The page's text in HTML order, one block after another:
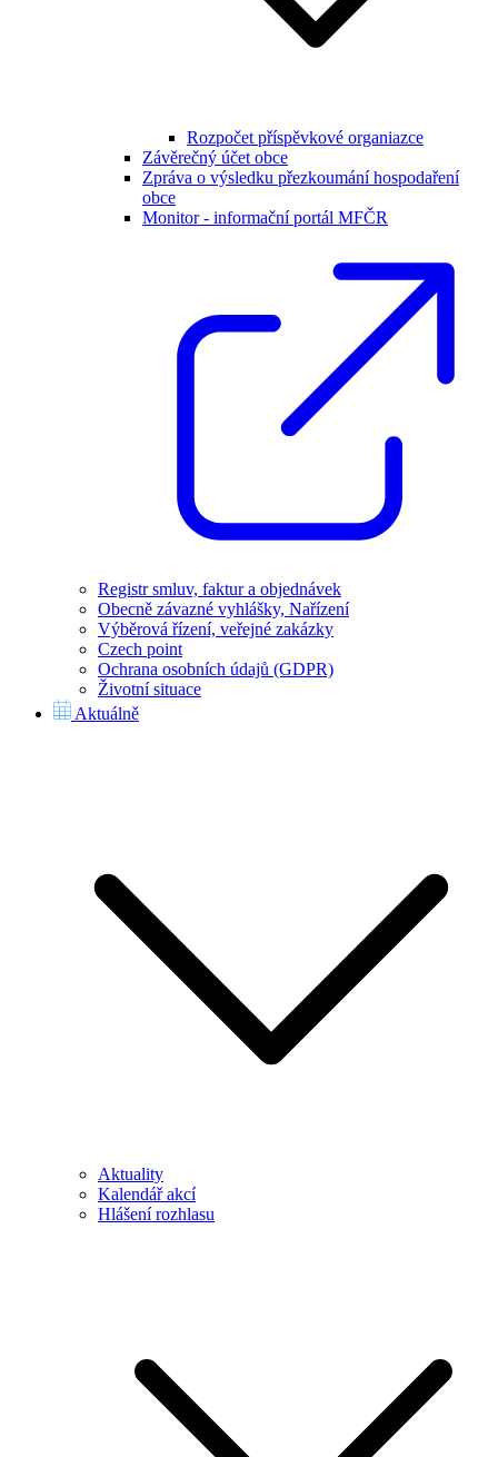
Rozpočet příspěvkové organiazce
Závěrečný účet obce
Zpráva o výsledku přezkoumání hospodaření
obce
Monitor - informační portál MFČR
Registr smluv, faktur a objednávek
Obecně závazné vyhlášky, Nařízení
Výběrová řízení, veřejné zakázky
Czech point
Ochrana osobních údajů (GDPR)
Životní situace
Aktuálně
Aktuality
Kalendář akcí
Hlášení rozhlasu